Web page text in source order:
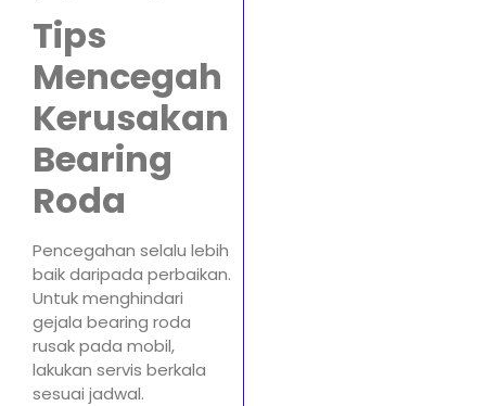
Tips
Mencegah
Kerusakan
Bearing
Roda
Pencegahan selalu lebih
baik daripada perbaikan.
Untuk menghindari
gejala bearing roda
rusak pada mobil,
lakukan servis berkala
sesuai jadwal.